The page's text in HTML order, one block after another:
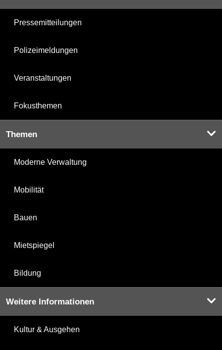
Pressemitteilungen
Polizeimeldungen
Veranstaltungen
Fokusthemen
Themen
Moderne Verwaltung
Mobilität
Bauen
Mietspiegel
Bildung
Weitere Informationen
Kultur & Ausgehen